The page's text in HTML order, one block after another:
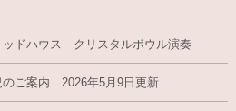
ッドハウス クリスタルボウル演奏
のご案内 2026年5月9日更新